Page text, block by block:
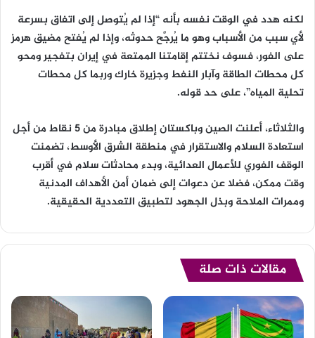
لكنه هدد في الوقت نفسه بأنه “إذا لم يُتوصل إلى اتفاق بسرعة
لأي سبب من الأسباب وهو ما يُرجَّح حدوثه، وإذا لم يُفتح مضيق هرمز
على الفور، فسوف نختتم إقامتنا الممتعة في إيران بتفجير ومحو
كل محطات الطاقة وآبار النفط وجزيرة خارك وربما كل محطات
تحلية المياه”، على حد قوله.
والثلاثاء، أعلنت الصين وباكستان إطلاق مبادرة من 5 ‌نقاط من أجل
‌استعادة ‌السلام والاستقرار في منطقة الشرق الأوسط، تضمنت
الوقف الفوري للأعمال العدائية، وبدء محادثات سلام في أقرب
وقت ممكن، فضلا عن دعوات إلى ضمان أمن الأهداف المدنية
وممرات الملاحة وبذل الجهود لتطبيق التعددية الحقيقية.
مقالات ذات صلة